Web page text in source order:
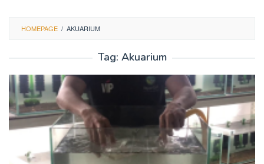
HOMEPAGE / AKUARIUM
Tag: Akuarium